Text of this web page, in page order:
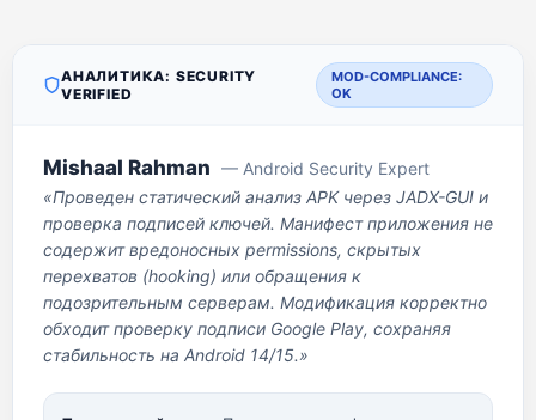
АНАЛИТИКА: SECURITY
VERIFIED
MOD-COMPLIANCE:
OK
Mishaal Rahman — Android Security Expert
«Проведен статический анализ APK через JADX-GUI и
проверка подписей ключей. Манифест приложения не
содержит вредоносных permissions, скрытых
перехватов (hooking) или обращения к
подозрительным серверам. Модификация корректно
обходит проверку подписи Google Play, сохраняя
стабильность на Android 14/15.»